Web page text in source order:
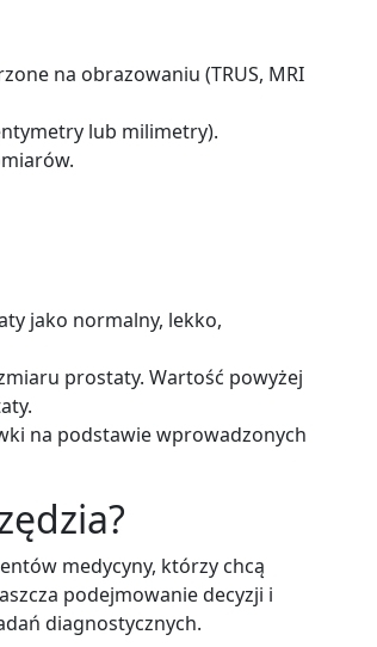
na obrazowaniu (TRUS, MRI
lub milimetry).
jako normalny, lekko,
prostaty. Wartość powyżej
na podstawie wprowadzonych
medycyny, którzy chcą
podejmowanie decyzji i
diagnostycznych.